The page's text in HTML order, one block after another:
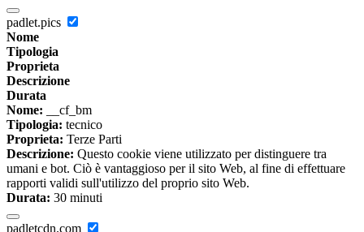
padlet.pics
Nome
Tipologia
Proprieta
Descrizione
Durata
Nome: __cf_bm
Tipologia: tecnico
Proprieta: Terze Parti
Descrizione: Questo cookie viene utilizzato per distinguere tra
umani e bot. Ciò è vantaggioso per il sito Web, al fine di effettuare
rapporti validi sull'utilizzo del proprio sito Web.
Durata: 30 minuti
padletcdn.com